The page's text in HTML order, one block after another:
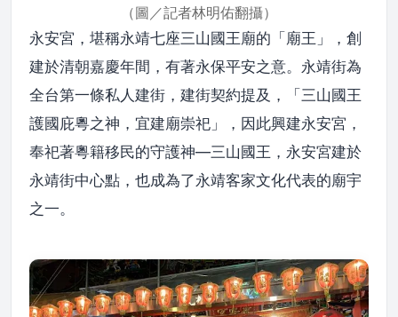
（圖／記者林明佑翻攝）
永安宮，堪稱永靖七座三山國王廟的「廟王」，創
建於清朝嘉慶年間，有著永保平安之意。永靖街為
全台第一條私人建街，建街契約提及，「三山國王
護國庇粵之神，宜建廟崇祀」，因此興建永安宮，
奉祀著粵籍移民的守護神—三山國王，永安宮建於
永靖街中心點，也成為了永靖客家文化代表的廟宇
之一。